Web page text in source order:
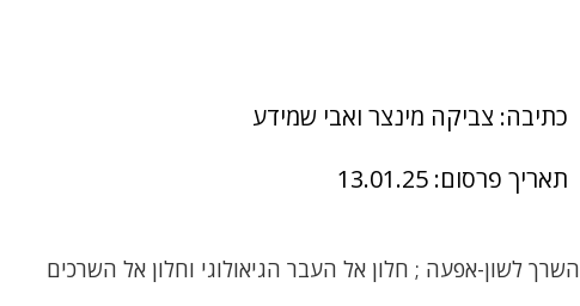
כתיבה: צביקה מינצר ואבי שמידע
תאריך פרסום: 13.01.25
השרך לשון-אפעה ; חלון אל העבר הגיאולוגי וחלון אל השרכים